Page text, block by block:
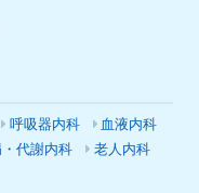
呼吸器内科
血液内科
代謝内科
老人内科